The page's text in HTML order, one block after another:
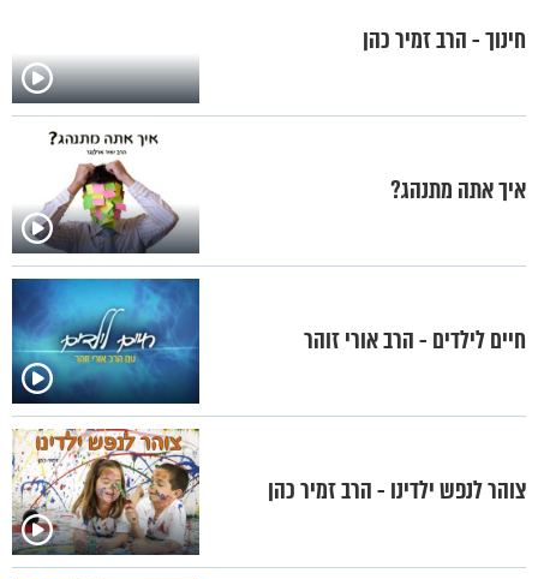
חינוך - הרב זמיר כהן
איך אתה מתנהג?
חיים לילדים - הרב אורי זוהר
צוהר לנפש ילדינו - הרב זמיר כהן